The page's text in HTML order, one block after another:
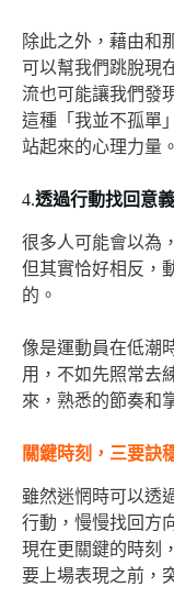
除此之外，藉由和
可以幫我們跳脫現
流也可能讓我們發
這種「我並不孤單
站起來的心理力量。
4.透過行動找回意義
很多人可能會以為
但其實恰好相反，
的。
像是運動員在低潮
用，不如先照常去
來，熟悉的節奏和
關鍵時刻，三要訣
雖然迷惘時可以透
行動，慢慢找回方
現在更關鍵的時刻
要上場表現之前，